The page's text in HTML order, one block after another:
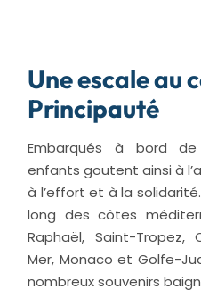
Une escale au
Principauté
Embarqués à bord
enfants goutent ainsi à
à l’effort et à la
long des côtes
Raphaël, Saint-Tropez,
Mer, Monaco et Golfe-
nombreux souvenirs